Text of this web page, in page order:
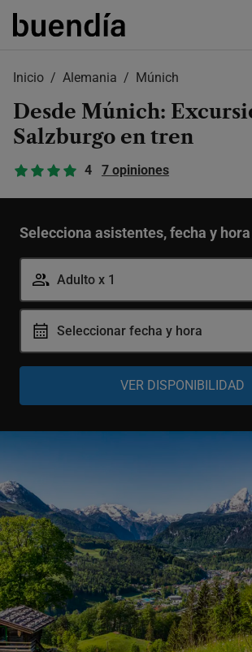
Skip
Inicio Alemania Múnich
Desde Múnich:
Salzburgo en tren
4 7 opiniones
Selecciona asistentes, fecha y hora
Adulto x 1
Joven
15-17 años
Niño
4-14 años
Seleccionar fecha y hora